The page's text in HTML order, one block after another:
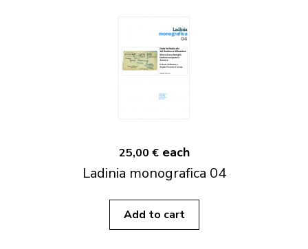
25,00 € each
Ladinia monografica 04
Add to cart